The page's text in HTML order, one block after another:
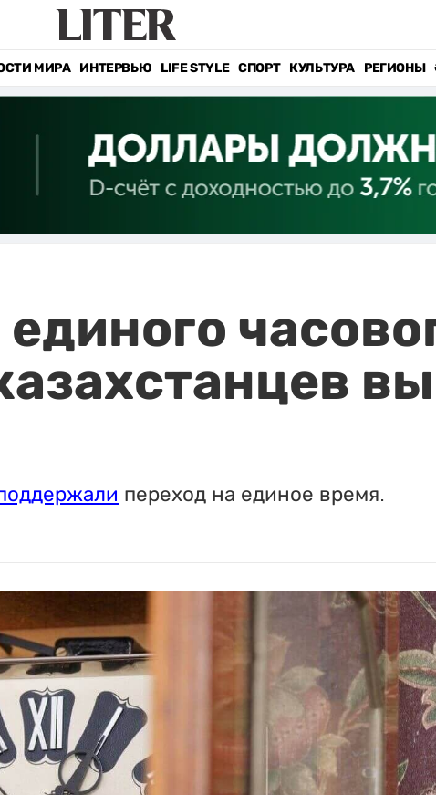
МИРА ИНТЕРВЬЮ LIFE STYLE СПОРТ КУЛЬТУРА РЕГИОНЫ
переход на единое время.